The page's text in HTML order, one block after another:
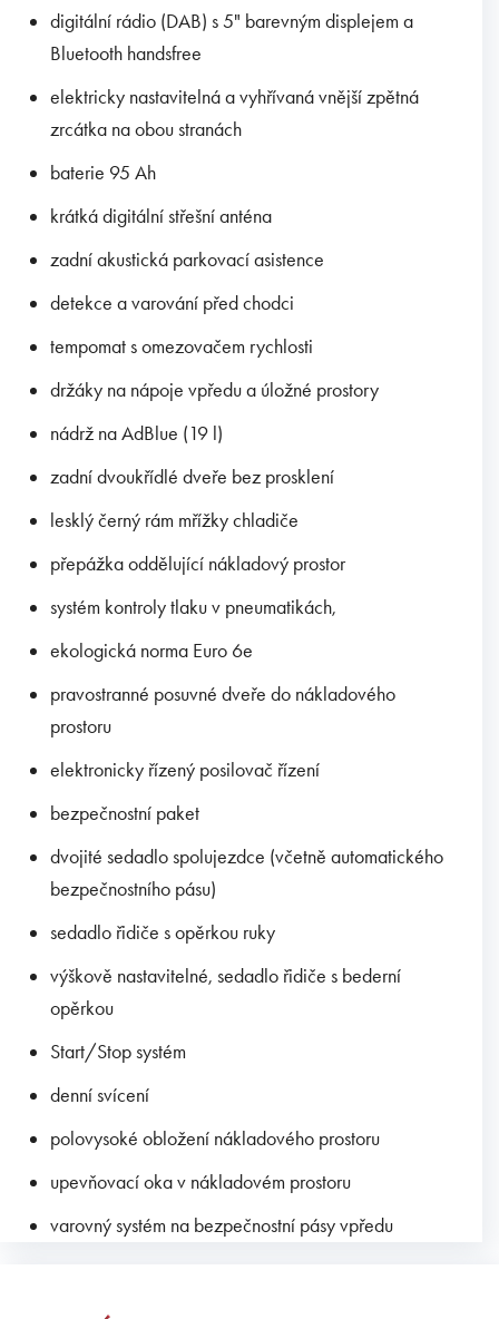
digitální rádio (DAB) s 5" barevným displejem a
Bluetooth handsfree
elektricky nastavitelná a vyhřívaná vnější zpětná
zrcátka na obou stranách
baterie 95 Ah
krátká digitální střešní anténa
zadní akustická parkovací asistence
detekce a varování před chodci
tempomat s omezovačem rychlosti
držáky na nápoje vpředu a úložné prostory
nádrž na AdBlue (19 l)
zadní dvoukřídlé dveře bez prosklení
lesklý černý rám mřížky chladiče
přepážka oddělující nákladový prostor
systém kontroly tlaku v pneumatikách,
ekologická norma Euro 6e
pravostranné posuvné dveře do nákladového
prostoru
elektronicky řízený posilovač řízení
bezpečnostní paket
dvojité sedadlo spolujezdce (včetně automatického
bezpečnostního pásu)
sedadlo řidiče s opěrkou ruky
výškově nastavitelné, sedadlo řidiče s bederní
opěrkou
Start/Stop systém
denní svícení
polovysoké obložení nákladového prostoru
upevňovací oka v nákladovém prostoru
varovný systém na bezpečnostní pásy vpředu